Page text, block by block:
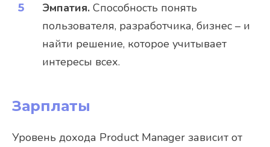
Эмпатия. Способность понять
пользователя, разработчика, бизнес – и
найти решение, которое учитывает
интересы всех.
Зарплаты
Уровень дохода Product Manager зависит от